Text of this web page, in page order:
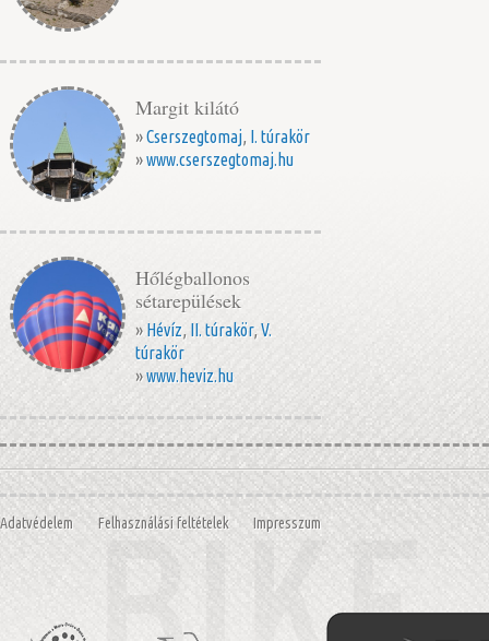
Margit kilátó
»Cserszegtomaj, I. túrakör
»www.cserszegtomaj.hu
Hőlégballonos
sétarepülések
» Hévíz, II. túrakör,V.
túrakör
»www.heviz.hu
Adatvédelem Felhasználási feltételek Impresszum